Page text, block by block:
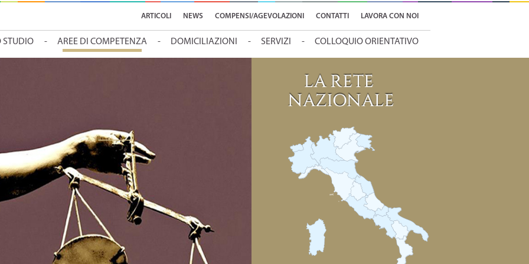
ARTICOLI NEWS COMPENSI/AGEVOLAZIONI CONTATTI LAVORA CON NOI
STUDIO AREE DI COMPETENZA DOMICILIAZIONI SERVIZI COLLOQUIO ORIENTATIVO